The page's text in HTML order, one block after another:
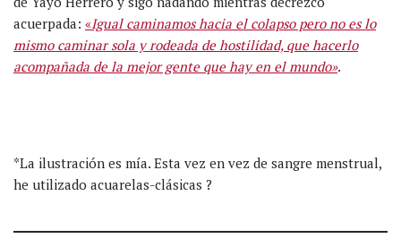
acuerpada: «Igual caminamos hacia el colapso pero no es lo
mismo caminar sola y rodeada de hostilidad, que hacerlo
acompañada de la mejor gente que hay en el mundo».
*La ilustración es mía. Esta vez en vez de sangre menstrual,
he utilizado acuarelas-clásicas ?